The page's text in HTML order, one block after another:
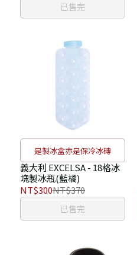
已售完
是製冰盒亦是保冷冰磚
義大利 EXCELSA - 18格冰
塊製冰瓶(藍橘)
NT$300NT$370
已售完